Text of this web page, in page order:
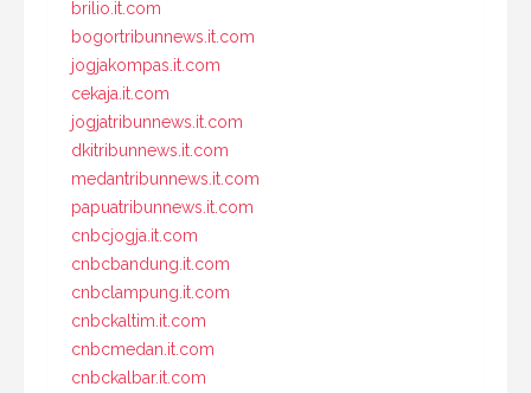
brilio.it.com
bogortribunnews.it.com
jogjakompas.it.com
cekaja.it.com
jogjatribunnews.it.com
dkitribunnews.it.com
medantribunnews.it.com
papuatribunnews.it.com
cnbcjogja.it.com
cnbcbandung.it.com
cnbclampung.it.com
cnbckaltim.it.com
cnbcmedan.it.com
cnbckalbar.it.com